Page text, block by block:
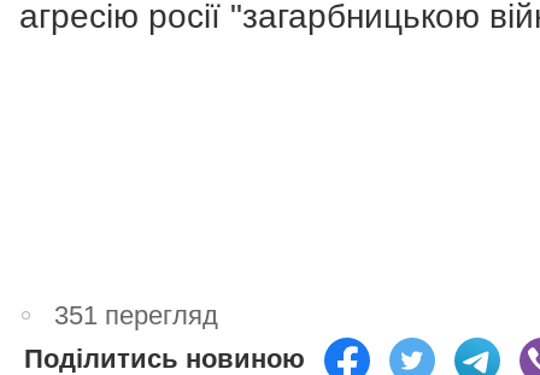
агресію росії "загарбницькою
351 перегляд
Поділитись новиною